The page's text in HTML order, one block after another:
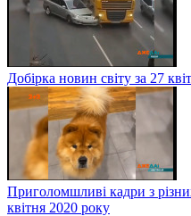
Добірка новин світу за 27
Приголомшливі кадри з
квітня 2020 року